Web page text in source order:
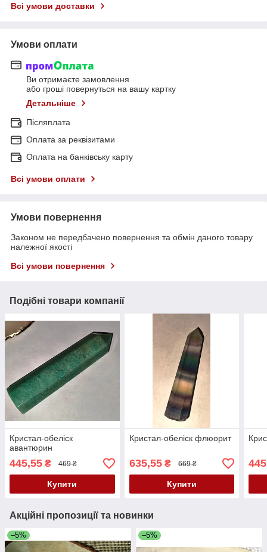
Всі умови доставки
Умови оплати
Ви отримаєте замовлення
або гроші повернуться на вашу картку
Детальніше
Післяплата
Оплата за реквізитами
Оплата на банківську карту
Всі умови оплати
Умови повернення
Законом не передбачено повернення та обмін даного товару
належної якості
Всі умови повернення
Подібні товари компанії
Кристал-обеліск
авантюрин
445,55 ₴ 469 ₴
Купити
Кристал-обеліск флюорит
635,55₴ 669 ₴
Купити
Акційні пропозиції та новинки
–5% –5%